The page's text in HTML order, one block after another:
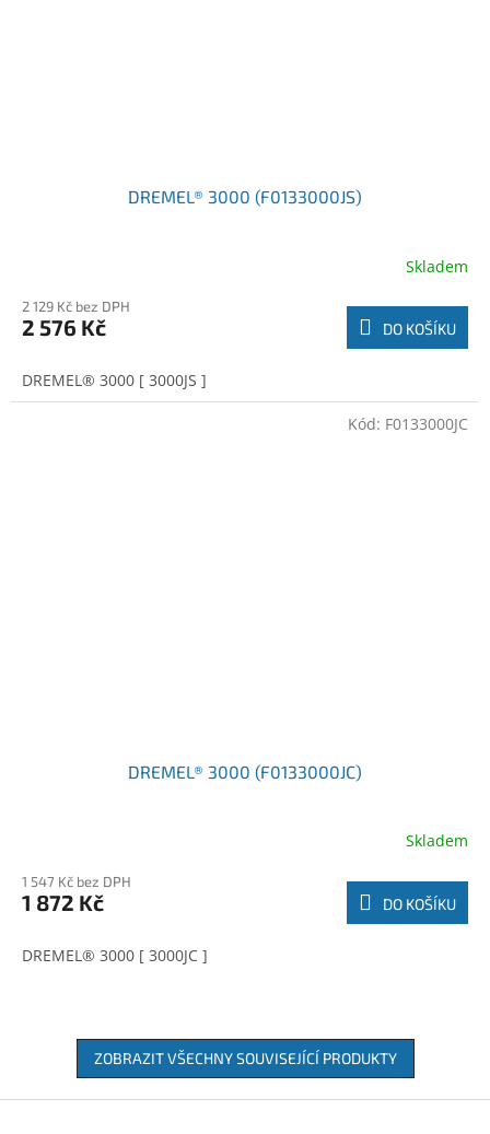
DREMEL® 3000 (F0133000JS)
Skladem
2 129 Kč bez DPH
2 576 Kč DO KOŠÍKU
DREMEL® 3000 [ 3000JS ]
DREMEL® 3000 (F0133000JC)
Skladem
1 547 Kč bez DPH
1 872 Kč DO KOŠÍKU
DREMEL® 3000 [ 3000JC ]
Kód: F0133000JC
ZOBRAZIT VŠECHNY SOUVISEJÍCÍ PRODUKTY